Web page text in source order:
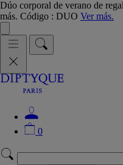
Dúo corporal de verano de
más. Código : DUO Ver más.
0